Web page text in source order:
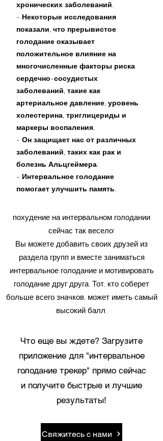
хронических заболеваний.
- Некоторые исследования
показали, что прерывистое
голодание оказывает
положительное влияние на
многочисленные факторы риска
сердечно-сосудистых
заболеваний, такие как
артериальное давление, уровень
холестерина, триглицериды и
маркеры воспаления.
- Он защищает нас от различных
заболеваний, таких как рак и
болезнь Альцгеймера.
- Интервальное голодание
помогает улучшить память.
похудение на интервальном голодании
сейчас так весело!
Вы можете добавить своих друзей из
раздела групп и вместе заниматься
интервальное голодание и мотивировать
голодание друг друга. Тот, кто соберет
больше всего значков, может иметь самый
высокий балл.
Что еще вы ждете? Загрузите
приложение для "интервальное
голодание трекер" прямо сейчас
и получите быстрые и лучшие
результаты!
Свяжитесь с нами